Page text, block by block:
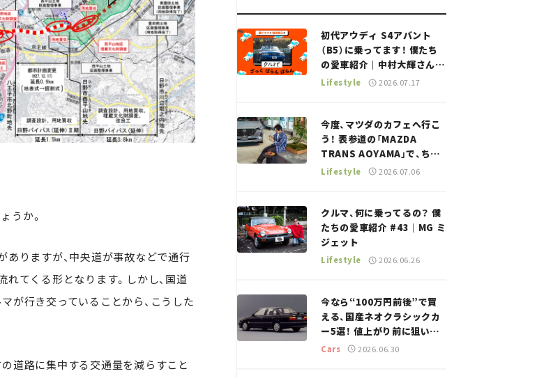
うか。
ありますが、中央道が事故などで通行
てくる形となります。しかし、国道
が行き交っていることから、こうした
道路に集中する交通量を減らすこと
初代アウディ S4アバント
（B5）に乗ってます！ 僕たち
の愛車紹介｜中村大輝さん
——瀬イオナと嶋田智之の
Lifestyle 2026.07.17
今度、マツダのカフェへ行こ
う！ 表参道の「MAZDA
TRANS AOYAMA」で、ちょ
っとひと息。——連載｜CCG
Lifestyle 2026.07.06
クルマ、何に乗ってるの？ 僕
たちの愛車紹介 #43｜MG ミ
ジェット
Lifestyle 2026.06.26
今なら“100万円前後”で買
える、国産ネオクラシックカ
ー5選！ 値上がり前に狙いた
い、中古車探しをお手伝い――ち
Cars 2026.06.30